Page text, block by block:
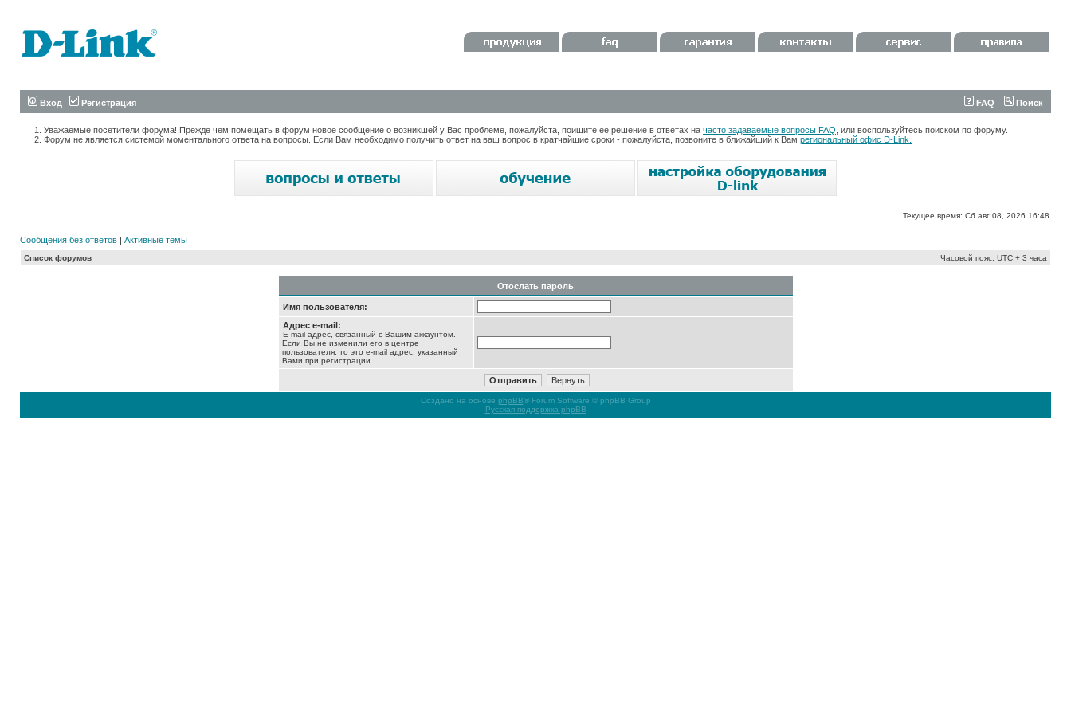
Вход Регистрация FAQ Поиск
Уважаемые посетители форума! Прежде чем помещать в форум новое сообщение о возникшей у Вас проблеме, пожалуйста, поищите ее решение в ответах на часто задаваемые вопросы FAQ , или воспользуйтесь поиском по форуму.
Форум не является системой моментального ответа на вопросы. Если Вам необходимо получить ответ на ваш вопрос в кратчайшие сроки - пожалуйста, позвоните в ближайший к Вам региональный офис D-Link.
Текущее время: Сб авг 08, 2026 16:48
Сообщения без ответов | Активные темы
Список форумов Часовой пояс: UTC + 3 часа
Отослать пароль
Имя пользователя:
Адрес e-mail:
E-mail адрес, связанный с Вашим аккаунтом.
Если Вы не изменили его в центре
пользователя, то это e-mail адрес, указанный
Вами при регистрации.
Создано на основе phpBB® Forum Software © phpBB Group
Русская поддержка phpBB